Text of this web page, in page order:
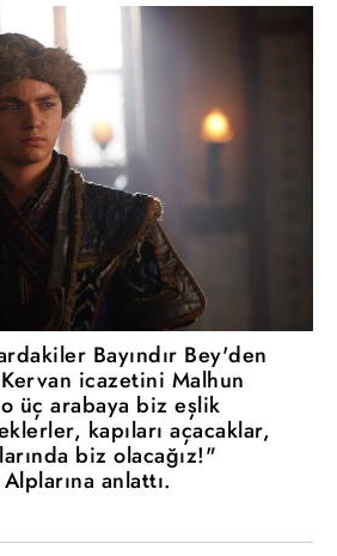
Bayındır Bey'den
icazetini Malhun
üç arabaya biz eşlik
kapıları açacaklar,
biz olacağız!"
anlattı.